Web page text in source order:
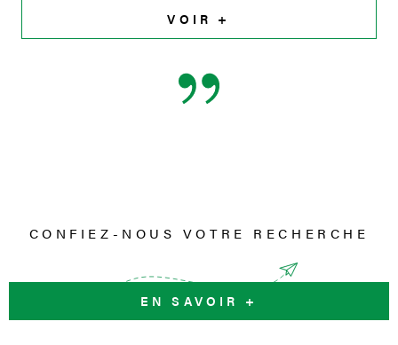
VOIR +
CONFIEZ-NOUS VOTRE RECHERCHE
EN SAVOIR +